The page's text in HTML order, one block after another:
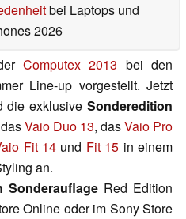
bei Laptops und
2026
Computex 2013 bei den
Line-up vorgestellt. Jetzt
die exklusive Sonderedition
Vaio Duo 13, dasVaio Pro
Fit 14 und Fit 15 in einem
an.
Sonderauflage Red Edition
Online oder im Sony Store